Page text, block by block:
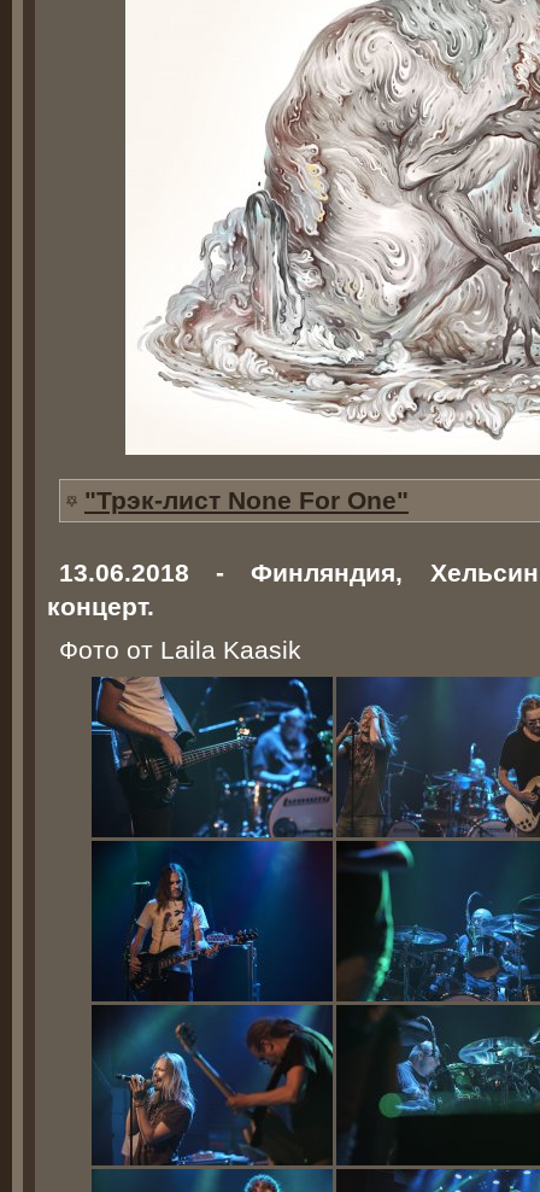
"Трэк-лист None For One"
13.06.2018 - Финляндия,
концерт.
Фото от Laila Kaasik